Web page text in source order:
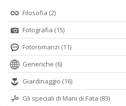
Filosofia (2)
Fotografia (15)
Fotoromanzi (11)
Generiche (6)
Giardinaggio (16)
Gli speciali di Mani di Fata (83)